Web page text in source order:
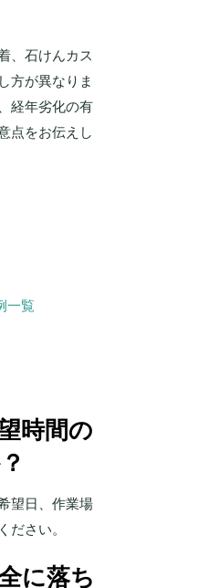
、石けんカス
方が異なりま
経年劣化の有
点をお伝えし
一覧
時間の
望日、作業場
ださい。
に落ち